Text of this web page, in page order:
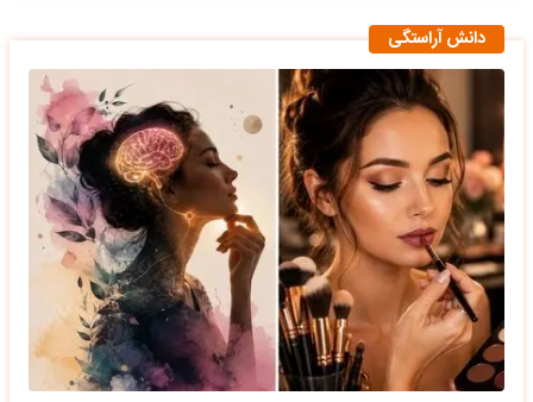
دانش آراستگی